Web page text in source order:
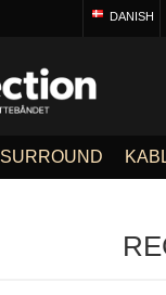
DANISH
SURROUND